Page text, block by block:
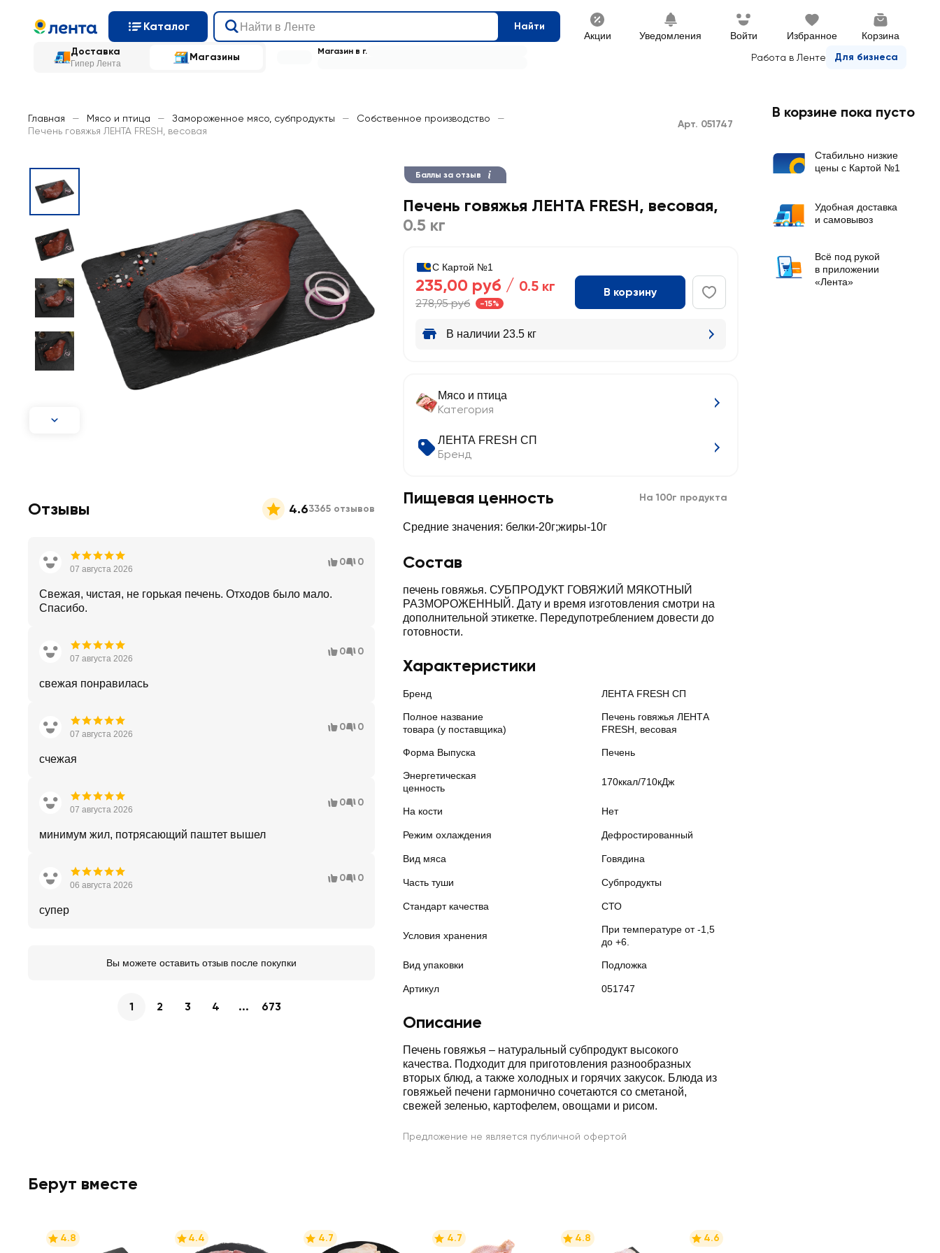
Каталог Найти
Акции Уведомления Войти Избранное Корзина
Доставка
Гипер Лента
Магазины Работа в Ленте Для бизнеса
Магазин в г.
Главная — Мясо и птица — Замороженное мясо, субпродукты — Собственное производство
—
Печень говяжья ЛЕНТА FRESH, весовая
Арт. 051747
Баллы за отзыв
Печень говяжья ЛЕНТА FRESH, весовая,
0.5 кг
С Картой №1
235,00 руб / 0.5 кг
278,95 руб -15%
В корзину
В наличии 23.5 кг
Мясо и птица
Категория
ЛЕНТА FRESH СП
Бренд
Пищевая ценность На 100г продукта
Средние значения: белки-20г;жиры-10г
Состав
печень говяжья. СУБПРОДУКТ ГОВЯЖИЙ МЯКОТНЫЙ
РАЗМОРОЖЕННЫЙ. Дату и время изготовления смотри на
дополнительной этикетке. Передупотреблением довести до
готовности.
Характеристики
Бренд ЛЕНТА FRESH СП
Полное название
товара (у поставщика)
Печень говяжья ЛЕНТА
FRESH, весовая
Форма Выпуска Печень
Энергетическая
ценность
170ккал/710кДж
На кости Нет
Режим охлаждения Дефростированный
Вид мяса Говядина
Часть туши Субпродукты
Стандарт качества СТО
Условия хранения
При температуре от -1,5
до +6.
Вид упаковки Подложка
Артикул 051747
Описание
Печень говяжья – натуральный субпродукт высокого
качества. Подходит для приготовления разнообразных
вторых блюд, а также холодных и горячих закусок. Блюда из
говяжьей печени гармонично сочетаются со сметаной,
свежей зеленью, картофелем, овощами и рисом.
Предложение не является публичной офертой
Отзывы 4.63365 отзывов
07 августа 2026
0 0
Свежая, чистая, не горькая печень. Отходов было мало.
Спасибо.
07 августа 2026
0 0
свежая понравилась
07 августа 2026
0 0
счежая
07 августа 2026
0 0
минимум жил, потрясающий паштет вышел
06 августа 2026
0 0
супер
Вы можете оставить отзыв после покупки
1 2 3 4 ... 673
Берут вместе
4.8 4.4 4.7 4.7 4.8 4.6
В корзине пока пусто
Стабильно низкие
цены с Картой №1
Удобная доставка
и самовывоз
Всё под рукой
в приложении
«Лента»